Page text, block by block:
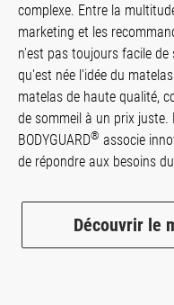
complexe. Entre la
marketing et les
n'est pas toujours facile
qu'est née l'idée du matelas
matelas de haute qualité,
de sommeil à un prix juste.
BODYGUARD® associe
de répondre aux besoins
Découvrir le